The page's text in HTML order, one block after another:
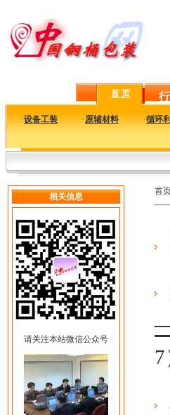
首 页
·设备工装 ·原辅材料 ·循环
相关信息
请关注本站微信公众号
首
7